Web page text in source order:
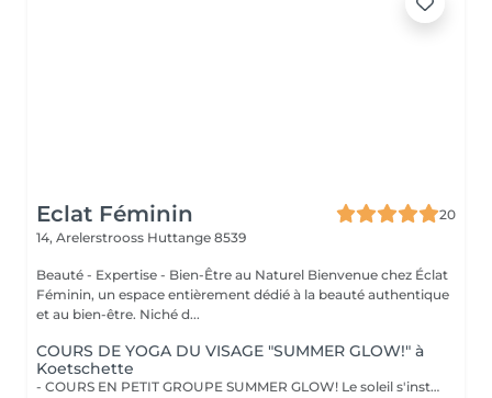
Eclat Féminin
20
14, Arelerstrooss Huttange 8539
Beauté - Expertise - Bien-Être au Naturel Bienvenue chez Éclat
Féminin, un espace entièrement dédié à la beauté authentique
et au bien-être. Niché d...
COURS DE YOGA DU VISAGE "SUMMER GLOW!" à
Koetschette
- COURS EN PETIT GROUPE SUMMER GLOW! Le soleil s'installe et si c'était le moment parfait pour sublimer votre beauté naturelle ? Vivez l'expérience unique du Face Yoga en petit groupe, dans une atmosphère douce et bienveillante. Ces séances vous permettent de découvrir la pratique pas à pas, d'apprendre les techniques essentielles et de profiter d'un moment de détente partagé dans l'énergie estivale. Un espace pour ralentir, relâcher les tensions et laisser votre beauté naturelle s'épanouir avec grâce. !!! LIEU !!! Centre scolaire et sportif de Koetschette (Salle au 1er étage de la piscine) Horaires : Lundi : 17h3018h30 / 18h3019h30 Mardi : 09h3010h30 / 10h3011h30 - Petits groupes de 8 à 10 personnes pour un accompagnement plus personnalisé. - Priorité de réservation accordée aux personnes abonnées. Découvrez l'ensemble de mes rituels et prestations exclusives sur: www.eclat-feminin.lu - SCROLLER VERS LE HAUT - DESCRIPTION -